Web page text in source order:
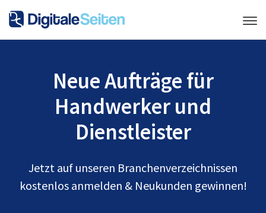
Neue Aufträge für
Handwerker und
Dienstleister
Jetzt auf unseren Branchenverzeichnissen
kostenlos anmelden & Neukunden gewinnen!